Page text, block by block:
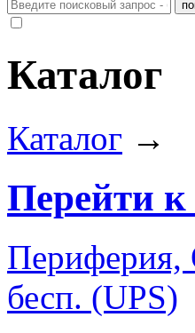
Каталог
Каталог →
Перейти к
Периферия,
бесп. (UPS)